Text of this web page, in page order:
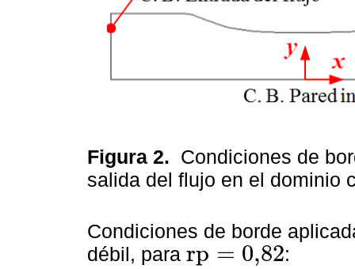
Figura 2. Condiciones de
salida del flujo en el dominio
Condiciones de borde
débil, para rp = 0,82
rp =0,82
: